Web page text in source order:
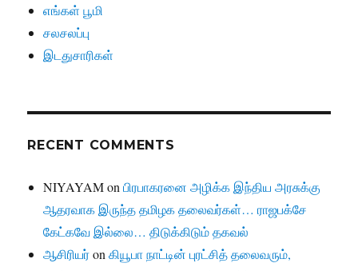
எங்கள் பூமி
சலசலப்பு
இடதுசாரிகள்
RECENT COMMENTS
NIYAYAMonபிரபாகரனை அழிக்க இந்திய அரசுக்கு
ஆதரவாக இருந்த தமிழக தலைவர்கள்… ராஜபக்சே
கேட்கவே இல்லை… திடுக்கிடும் தகவல்
ஆசிரியர்onகியூபா நாட்டின் புரட்சித் தலைவரும்,